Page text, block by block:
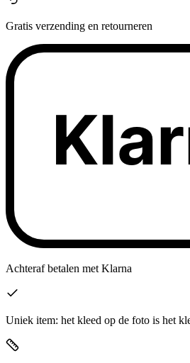
Gratis verzending en retourneren
Achteraf betalen met Klarna
Uniek item: het kleed op de foto is het